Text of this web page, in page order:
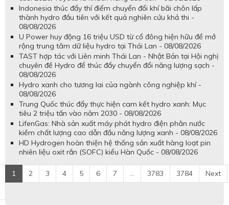
Indonesia thúc đẩy thí điểm chuyển đổi khí bãi chôn lấp
thành hydro đầu tiên với kết quả nghiên cứu khả thi -
08/08/2026
U Power huy động 16 triệu USD từ cổ đông hiện hữu để mở
rộng trung tâm dữ liệu hydro tại Thái Lan - 08/08/2026
TAST hợp tác với Liên minh Thái Lan - Nhật Bản tại Hội nghị
chuyên đề Hydro để thúc đẩy chuyển đổi năng lượng sạch -
08/08/2026
Hydro xanh cho tương lai của ngành công nghiệp khí -
08/08/2026
Trung Quốc thúc đẩy thực hiện cam kết hydro xanh: Mục
tiêu 2 triệu tấn vào năm 2030 - 08/08/2026
LifenGas: Nhà sản xuất máy phát hydro điện phân nước
kiềm chất lượng cao dẫn đầu năng lượng xanh - 08/08/2026
HD Hydrogen hoàn thiện hệ thống sản xuất hàng loạt pin
nhiên liệu oxit rắn (SOFC) kiểu Hàn Quốc - 08/08/2026
1 2 3 4 5 6 7 ... 3783 3784 Next